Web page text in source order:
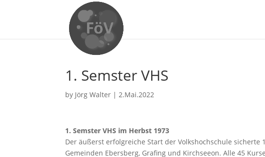
1. Semster VHS
by Jörg Walter |2.Mai.2022
1. Semster VHS im Herbst 1973
Der äußerst erfolgreiche Start der Volkshochschule
Gemeinden Ebersberg, Grafing und Kirchseeon. Alle 45